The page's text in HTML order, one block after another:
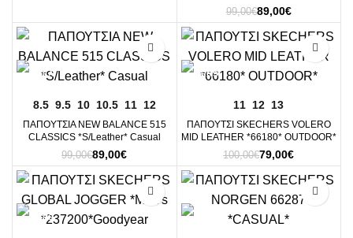
90,00€.
99,00€Original
price
was:
99,00€.
89,00€Η
τρέχουσα
τιμή
είναι:
8.5 9.5 10 10.5 11 12
ΠΑΠΟΥΤΣΙΑ NEW BALANCE 515
CLASSICS *S/Leather* Casual
99,00€Original
price
was:
99,00€.
89,00€Η
τρέχουσα
τιμή
είναι:
11 12 13
ΠΑΠΟΥΤΣΙ SKECHERS VOLERO
MID LEATHER *66180* OUTDOOR*
100,00€Original
price
was:
100,00€.
79,00€Η
τρέχουσα
τιμή
είναι: